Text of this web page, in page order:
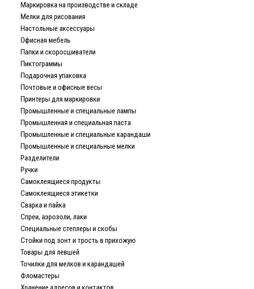
Маркировка на производстве и складе
Мелки для рисования
Настольные аксессуары
Офисная мебель
Папки и скоросшиватели
Пиктограммы
Подарочная упаковка
Почтовые и офисные весы
Принтеры для маркировки
Промышленные и специальные лампы
Промышленная и специальная паста
Промышленные и специальные карандаши
Промышленные и специальные мелки
Разделители
Ручки
Самоклеящиеся продукты
Самоклеящиеся этикетки
Сварка и пайка
Спреи, аэрозоли, лаки
Специальные степлеры и скобы
Стойки под зонт и трость в прихожую
Товары для левшей
Точилки для мелков и карандашей
Фломастеры